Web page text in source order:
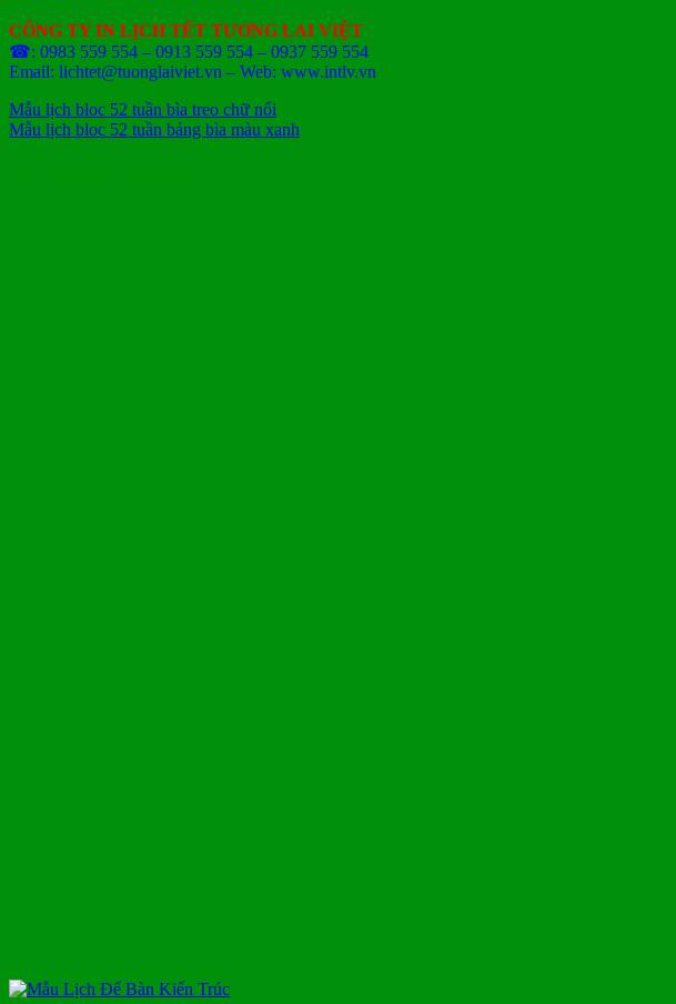
CÔNG TY IN LỊCH TẾT TƯƠNG LAI VIỆT
☎: 0983 559 554 – 0913 559 554 – 0937 559 554
Email: lichtet@tuonglaiviet.vn – Web: www.intlv.vn
Mẫu lịch bloc 52 tuần bìa treo chữ nổi
Mẫu lịch bloc 52 tuần bảng bìa màu xanh